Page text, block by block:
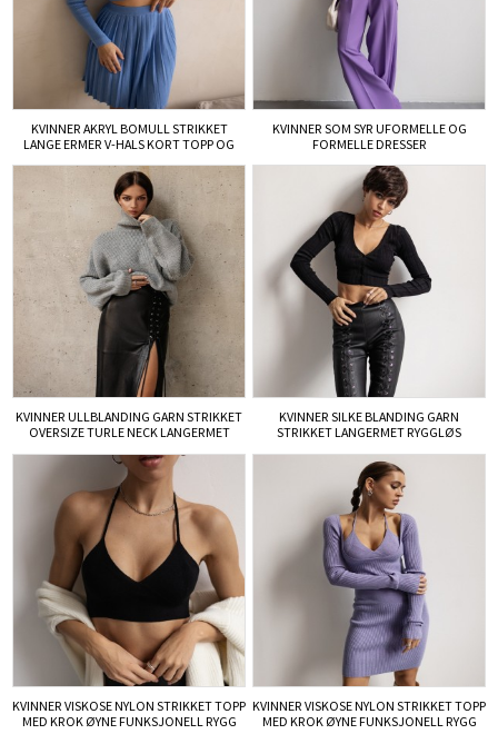
KVINNER AKRYL BOMULL STRIKKET
LANGE ERMER V-HALS KORT TOPP OG
KVINNER SOM SYR UFORMELLE OG
FORMELLE DRESSER
KVINNER ULLBLANDING GARN STRIKKET
OVERSIZE TURLE NECK LANGERMET
KVINNER SILKE BLANDING GARN
STRIKKET LANGERMET RYGGLØS
KVINNER VISKOSE NYLON STRIKKET TOPP
MED KROK ØYNE FUNKSJONELL RYGG
KVINNER VISKOSE NYLON STRIKKET TOPP
MED KROK ØYNE FUNKSJONELL RYGG